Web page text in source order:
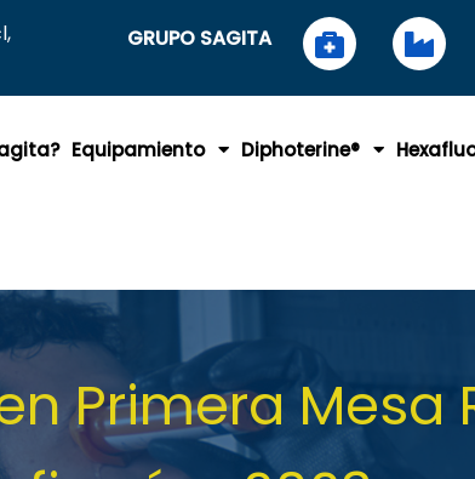
GRUPO SAGITA
Equipamiento Diphoterine®
Primera Mesa